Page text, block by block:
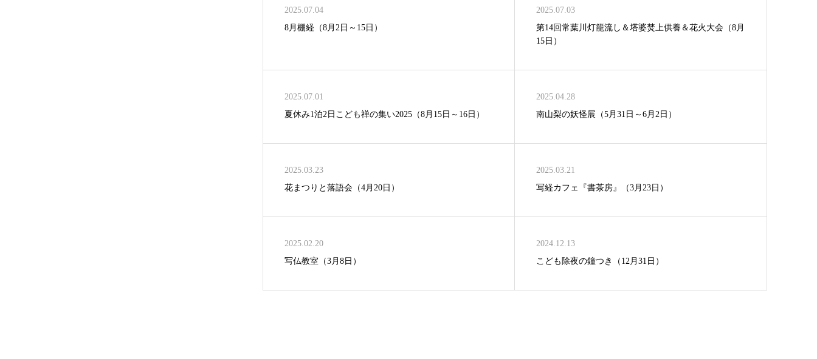
2025.07.04
8月棚経（8月2日～15日）
2025.07.03
第14回常葉川灯籠流し＆塔婆焚上供養＆花火大会（8月
15日）
2025.07.01
夏休み1泊2日こども禅の集い2025（8月15日～16日）
2025.04.28
南山梨の妖怪展（5月31日～6月2日）
2025.03.23
花まつりと落語会（4月20日）
2025.03.21
写経カフェ『書茶房』（3月23日）
2025.02.20
写仏教室（3月8日）
2024.12.13
こども除夜の鐘つき（12月31日）